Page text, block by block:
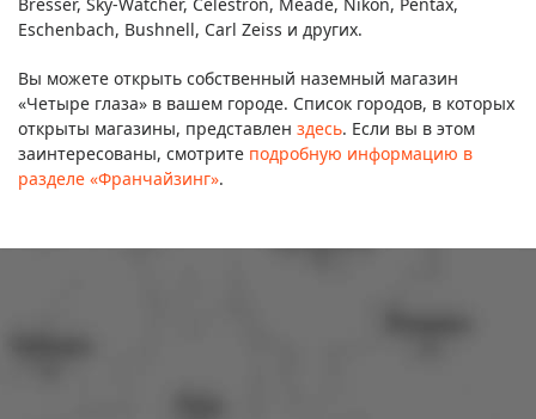
Eschenbach, Bushnell, Carl Zeiss и других.
Вы можете открыть собственный наземный магазин
«Четыре глаза» в вашем городе. Список городов, в которых
открыты магазины, представлен здесь. Если вы в этом
заинтересованы, смотрите подробную информацию в
разделе «Франчайзинг».